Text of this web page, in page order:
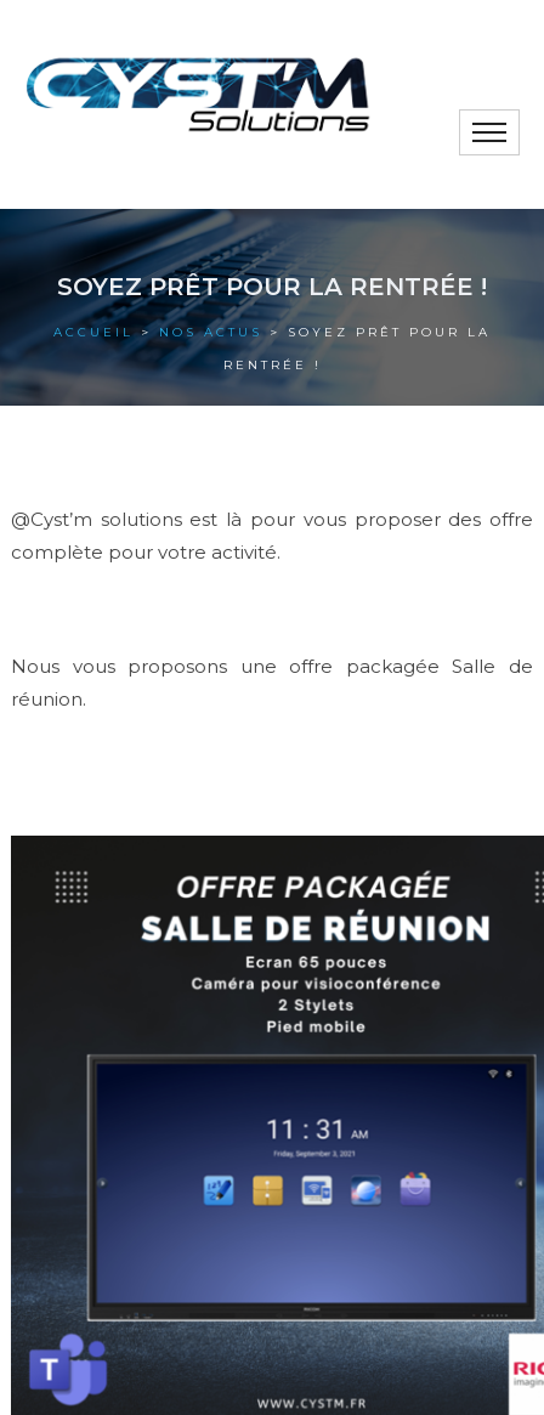
Notre société
Nos solutions
Nos actus
Toggle
SOYEZ PRÊT POUR LA RENTRÉE !
ACCUEIL>NOS ACTUS > SOYEZ PRÊT POUR LA
RENTRÉE !
@Cyst’m solutions est là pour vous proposer des offre
complète pour votre activité.
Nous vous proposons une offre packagée Salle de
réunion.